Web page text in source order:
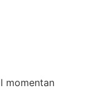
momentan